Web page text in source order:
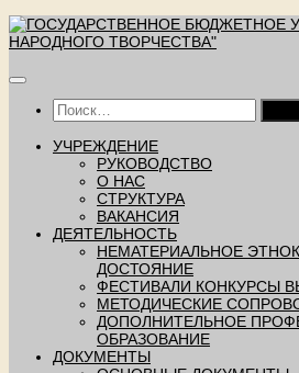
Перейти
к
Найти:
УЧРЕЖДЕНИЕ
РУКОВОДСТВО
О НАС
СТРУКТУРА
ВАКАНСИЯ
ДЕЯТЕЛЬНОСТЬ
НЕМАТЕРИАЛЬНОЕ
ДОСТОЯНИЕ
ФЕСТИВАЛИ КОНКУРСЫ
МЕТОДИЧЕСКИЕ
ДОПОЛНИТЕЛЬНОЕ
ОБРАЗОВАНИЕ
ДОКУМЕНТЫ